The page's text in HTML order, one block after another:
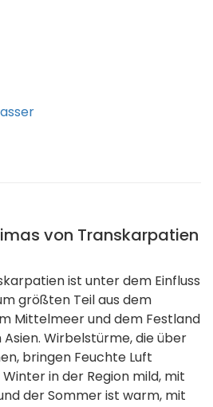
von Transkarpatien
ist unter dem Einfluss
größten Teil aus dem
Mittelmeer und dem Festland
Wirbelstürme, die über
bringen Feuchte Luft
in der Region mild, mit
der Sommer ist warm, mit